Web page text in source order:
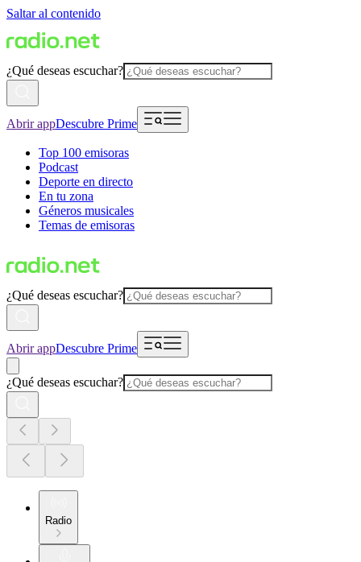
Saltar al contenido
¿Qué deseas escuchar?
Abrir appDescubre Prime
Top 100 emisoras
Podcast
Deporte en directo
En tu zona
Géneros musicales
Temas de emisoras
¿Qué deseas escuchar?
Abrir appDescubre Prime
¿Qué deseas escuchar?
Radio